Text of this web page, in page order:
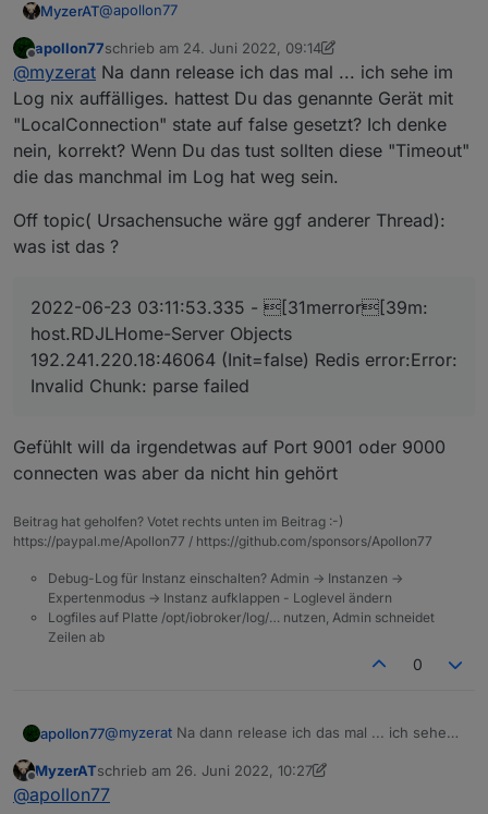
MyzerAT@apollon77
so hier die zwei logfiles, start der instanz meross.0 im
debugmodus am 22.06.2022 um ca. 11:27 bis
23.06.2022 bis ca. 18:42
MyzerAT_22062022.rar
MyzerAT_23062022.rar
und wieder habe ich das eine Meross Gerät aus Tulln
in der Handyapp mit den Geräten aus Wien
eingebunden.
apollon77schrieb am 24. Juni 2022, 09:14
zuletzt editiert von apollon77
@myzerat Na dann release ich das mal ... ich sehe im
Log nix auffälliges. hattest Du das genannte Gerät mit
"LocalConnection" state auf false gesetzt? Ich denke
nein, korrekt? Wenn Du das tust sollten diese "Timeout"
die das manchmal im Log hat weg sein.
Off topic( Ursachensuche wäre ggf anderer Thread):
was ist das ?
2022-06-23 03:11:53.335 - [31merror[39m:
host.RDJLHome-Server Objects
192.241.220.18:46064 (Init=false) Redis error:Error:
Invalid Chunk: parse failed
Gefühlt will da irgendetwas auf Port 9001 oder 9000
connecten was aber da nicht hin gehört
Beitrag hat geholfen? Votet rechts unten im Beitrag :-)
https://paypal.me/Apollon77 / https://github.com/sponsors/Apollon77
Debug-Log für Instanz einschalten? Admin -> Instanzen ->
Expertenmodus -> Instanz aufklappen - Loglevel ändern
Logfiles auf Platte /opt/iobroker/log/… nutzen, Admin schneidet
Zeilen ab
0
apollon77@myzerat Na dann release ich das mal ... ich sehe
mit "LocalConnection" state auf false gesetzt? Ich
denke nein, korrekt? Wenn Du das tust sollten diese
Off topic( Ursachensuche wäre ggf anderer Thread):
was ist das ?
Offline
MyzerATschrieb am 26. Juni 2022, 10:27
zuletzt editiert von MyzerAT
@apollon77